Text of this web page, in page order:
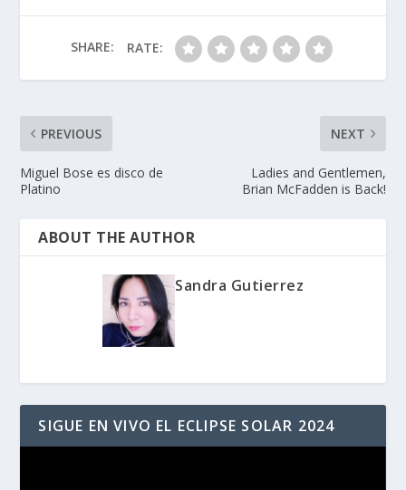
SHARE: RATE:
PREVIOUS
Miguel Bose es disco de
Platino
NEXT
Ladies and Gentlemen,
Brian McFadden is Back!
ABOUT THE AUTHOR
Sandra Gutierrez
SIGUE EN VIVO EL ECLIPSE SOLAR 2024